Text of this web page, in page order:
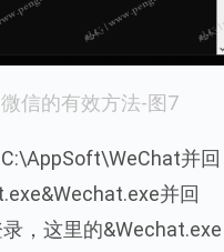
信的有效方法-图7
并回
并回
，这里的&Wechat.exe